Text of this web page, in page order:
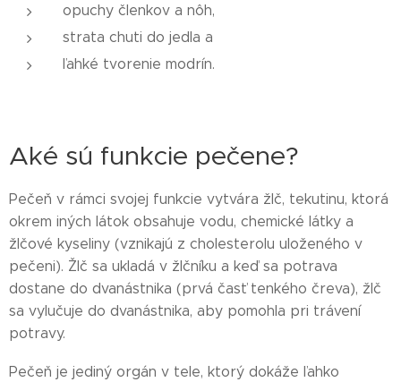
opuchy členkov a nôh,
strata chuti do jedla a
ľahké tvorenie modrín.
Aké sú funkcie pečene?
Pečeň v rámci svojej funkcie vytvára žlč, tekutinu, ktorá
okrem iných látok obsahuje vodu, chemické látky a
žlčové kyseliny (vznikajú z cholesterolu uloženého v
pečeni). Žlč sa ukladá v žlčníku a keď sa potrava
dostane do dvanástnika (prvá časť tenkého čreva), žlč
sa vylučuje do dvanástnika, aby pomohla pri trávení
potravy.
Pečeň je jediný orgán v tele, ktorý dokáže ľahko